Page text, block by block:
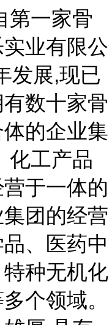
第一家骨
业有限公
发展,现已
数十家骨
的企业集
化工产品
于一体的
团的经营
、医药中
种无机化
个领域。